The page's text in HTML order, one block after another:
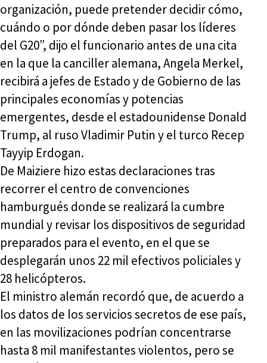
organización, puede pretender decidir cómo,
cuándo o por dónde deben pasar los líderes
del G20”, dijo el funcionario antes de una cita
en la que la canciller alemana, Angela Merkel,
recibirá a jefes de Estado y de Gobierno de las
principales economías y potencias
emergentes, desde el estadounidense Donald
Trump, al ruso Vladimir Putin y el turco Recep
Tayyip Erdogan.
De Maiziere hizo estas declaraciones tras
recorrer el centro de convenciones
hamburgués donde se realizará la cumbre
mundial y revisar los dispositivos de seguridad
preparados para el evento, en el que se
desplegarán unos 22 mil efectivos policiales y
28 helicópteros.
El ministro alemán recordó que, de acuerdo a
los datos de los servicios secretos de ese país,
en las movilizaciones podrían concentrarse
hasta 8 mil manifestantes violentos, pero se